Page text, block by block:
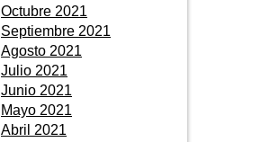
Octubre 2021
Septiembre 2021
Agosto 2021
Julio 2021
Junio 2021
Mayo 2021
Abril 2021